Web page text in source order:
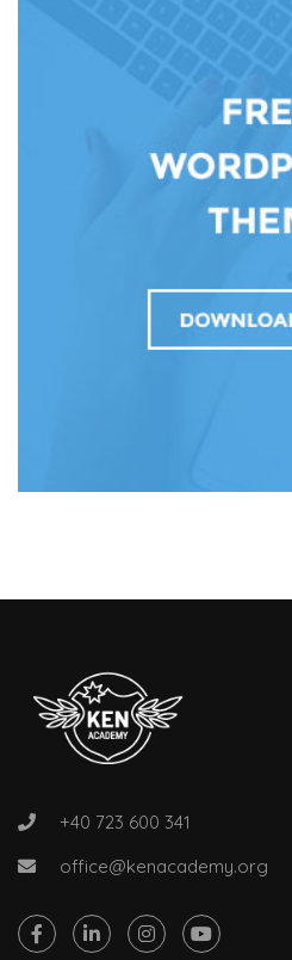
+40 723 600 341
office@kenacademy.org